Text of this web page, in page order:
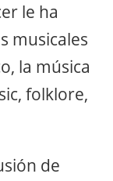
le ha
musicales
la música
folklore,
de